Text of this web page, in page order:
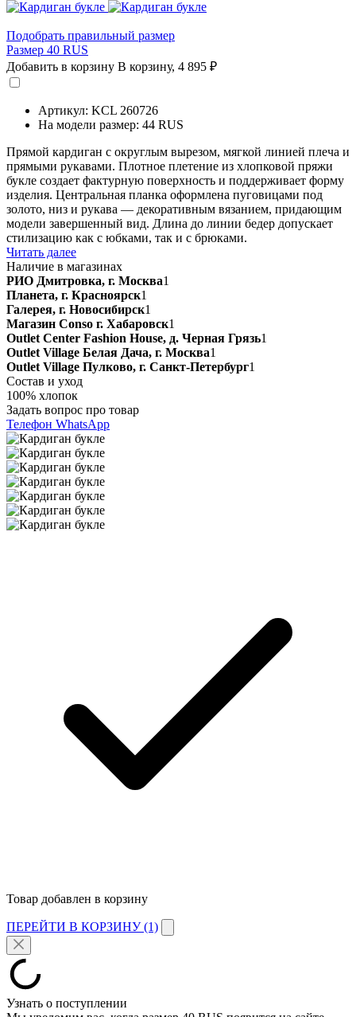
Подобрать правильный размер
Размер 40 RUS
Добавить в корзину В корзину, 4 895 ₽
Артикул: KCL 260726
На модели размер: 44 RUS
Прямой кардиган с округлым вырезом, мягкой линией плеча и
прямыми рукавами. Плотное плетение из хлопковой пряжи
букле создает фактурную поверхность и поддерживает форму
изделия. Центральная планка оформлена пуговицами под
золото, низ и рукава — декоративным вязанием, придающим
модели завершенный вид. Длина до линии бедер допускает
стилизацию как с юбками, так и с брюками.
Читать далее
Наличие в магазинах
РИО Дмитровка, г. Москва1
Планета, г. Красноярск1
Галерея, г. Новосибирск1
Магазин Conso г. Хабаровск1
Outlet Center Fashion House, д. Черная Грязь1
Outlet Village Белая Дача, г. Москва1
Outlet Village Пулково, г. Санкт-Петербург1
Состав и уход
100% хлопок
Задать вопрос про товар
Телефон WhatsApp
Товар добавлен в корзину
ПЕРЕЙТИ В КОРЗИНУ (1)
Узнать о поступлении